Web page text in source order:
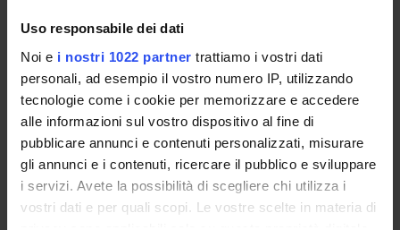
Uso responsabile dei dati
Noi e i nostri 1022 partner trattiamo i vostri dati
personali, ad esempio il vostro numero IP, utilizzando
tecnologie come i cookie per memorizzare e accedere
alle informazioni sul vostro dispositivo al fine di
pubblicare annunci e contenuti personalizzati, misurare
gli annunci e i contenuti, ricercare il pubblico e sviluppare
i servizi. Avete la possibilità di scegliere chi utilizza i
vostri dati e per quali scopi. Le vostre scelte in materia di
ORGANIZZAZIONE
COMMITTEES
GOVERNANCE
UFFICI E STRUTTURE DI SERVIZIO
SERVIZI DI SEGRETERIA STUDENTI